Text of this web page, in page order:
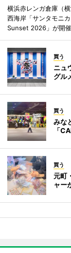
横浜赤レンガ倉庫（
西海岸「サンタモニ
Sunset 2026」が開催
買う
ニュ
グル
買う
みな
「
買う
元町
ャー